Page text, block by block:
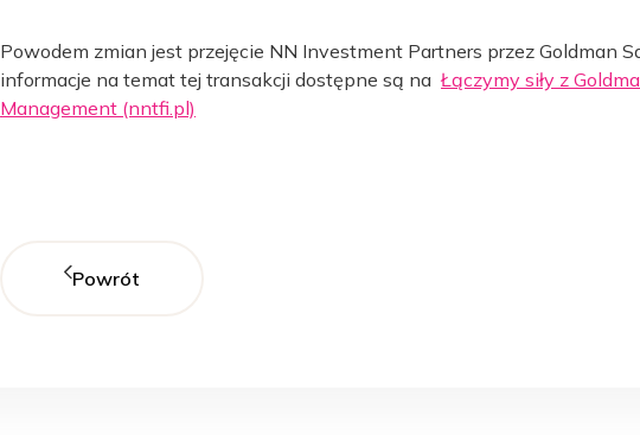
Powodem zmian jest przejęcie NN Investment Partners przez Goldman
informacje na temat tej transakcji dostępne są naŁączymy siły z
Management (nntfi.pl)
Powrót